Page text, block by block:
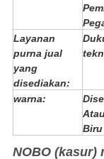
Layanan
purna jual
yang
disediakan:
warna:
Biru
NOBO (kasur)